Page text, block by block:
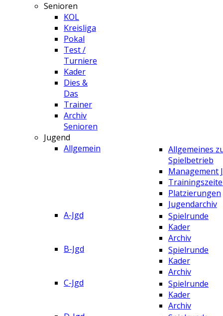
Senioren
KOL
Kreisliga
Pokal
Test /
Turniere
Kader
Dies &
Das
Trainer
Archiv
Senioren
Jugend
Allgemein
Allgemeines
Spielbetrieb
Management
Platzierungen
Jugendarchiv
A-Jgd
Spielrunde
Kader
Archiv
B-Jgd
Spielrunde
Kader
Archiv
C-Jgd
Spielrunde
Kader
Archiv